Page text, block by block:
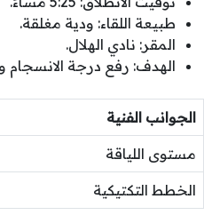
طبيعة اللقاء: ودية مغلقة.
المقر: نادي الهلال.
الهدف: رفع درجة
الجوانب الفنية
مستوى اللياقة
الخطط التكتيكية